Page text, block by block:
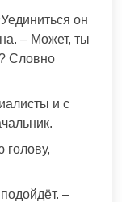
он
– Может, ты
Словно
и с
–